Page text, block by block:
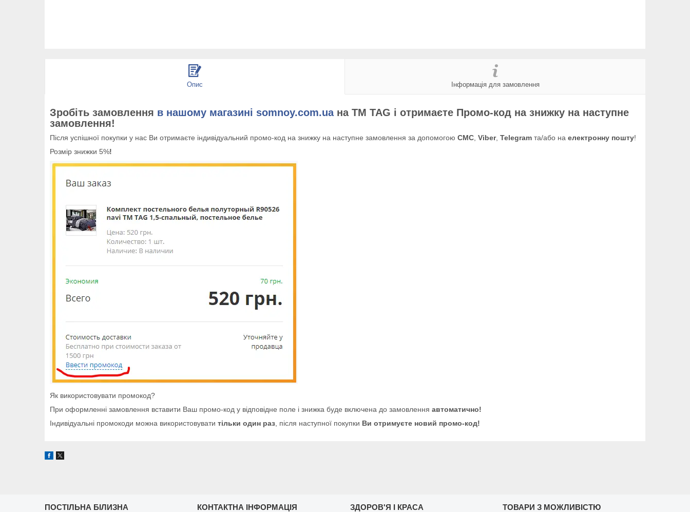
Опис Інформація для замовлення
Зробіть замовлення в нашому магазині somnoy.com.uaна ТМ TAG і отримаєте Промо-код на знижку на наступне
замовлення!
Після успішної покупки у нас Ви отримаєте індивідуальний промо-код на знижку на наступне замовлення за допомогою СМС Viber, Telegram та/або на електронну пошту!
Розмір знижки 5%!
Як використовувати промокод?
При оформленні замовлення вставити Ваш промо-код у відповідне поле і знижка буде включена до замовлення автоматично!
Індивідуальні промокоди можна використовувати тільки один раз , після наступної покупки Ви отримуєте новий промо-код!
ПОСТІЛЬНА БІЛИЗНА КОНТАКТНА ІНФОРМАЦІЯ ЗДОРОВ'Я І КРАСА
ТОВАРИ З МОЖЛИВІСТЮ